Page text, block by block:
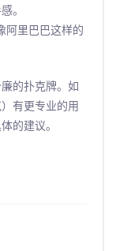
。
阿里巴巴这样的
的扑克牌。如
有更专业的用
的建议。